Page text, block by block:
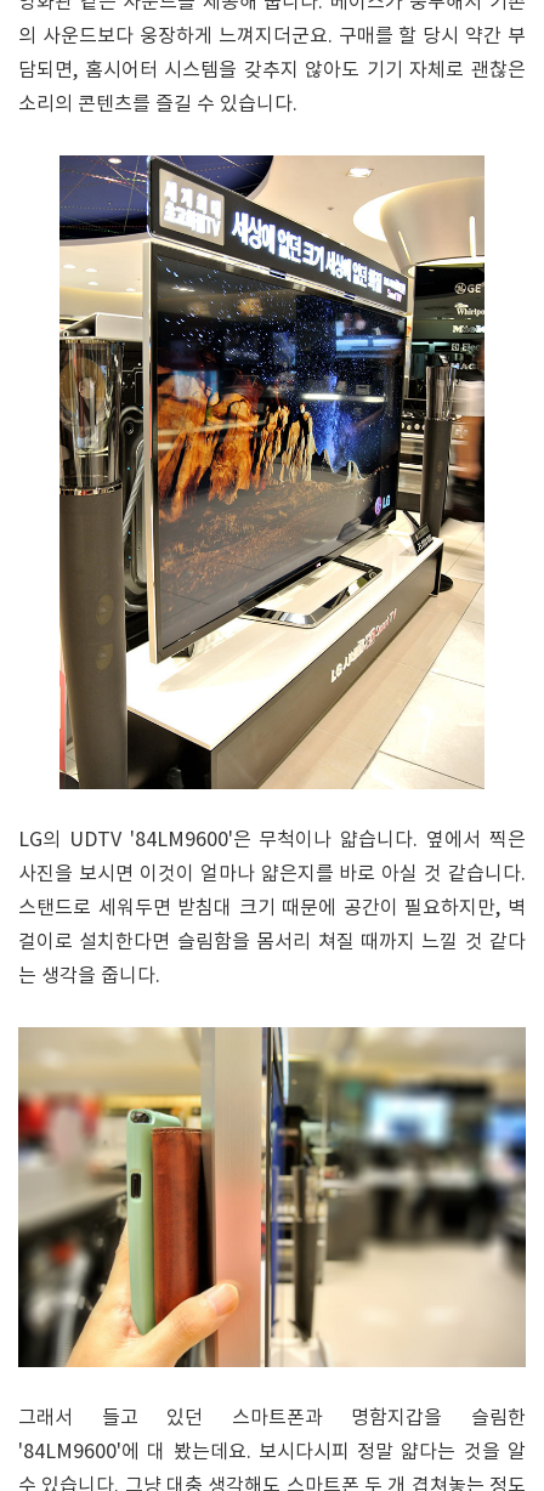
의 사운드보다 웅장하게 느껴지더군요. 구매를 할 당시 약간 부
담되면, 홈시어터 시스템을 갖추지 않아도 기기 자체로 괜찮은
소리의 콘텐츠를 즐길 수 있습니다.
LG의 UDTV '84LM9600'은 무척이나 얇습니다. 옆에서 찍은
사진을 보시면 이것이 얼마나 얇은지를 바로 아실 것 같습니다.
스탠드로 세워두면 받침대 크기 때문에 공간이 필요하지만, 벽
걸이로 설치한다면 슬림함을 몸서리 쳐질 때까지 느낄 것 같다
는 생각을 줍니다.
그래서 들고 있던 스마트폰과 명함지갑을 슬림한
'84LM9600'에 대 봤는데요. 보시다시피 정말 얇다는 것을 알
수 있습니다. 그냥 대충 생각해도 스마트폰 두 개 겹쳐놓는 정도